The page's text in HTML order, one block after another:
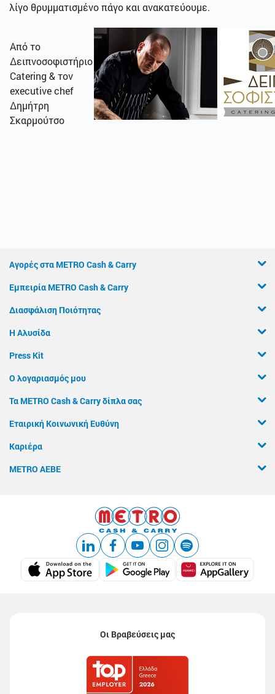
λίγο θρυμματισμένο πάγο και ανακατεύουμε.
Από το
Δειπνοσοφιστήριο
Catering & τον
executive chef
Δημήτρη
Σκαρμούτσο
Αγορές στα METRO Cash & Carry
Εμπειρία METRO Cash & Carry
Διασφάλιση Ποιότητας
Η Αλυσίδα
Press Kit
Ο λογαριασμός μου
Τα METRO Cash & Carry δίπλα σας
Εταιρική Κοινωνική Ευθύνη
Καριέρα
METRO ΑΕΒΕ
Οι Βραβεύσεις μας